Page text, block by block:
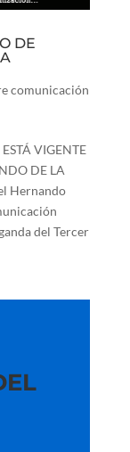
DE
comunicación
VIGENTE
DE LA
Hernando
del Tercer